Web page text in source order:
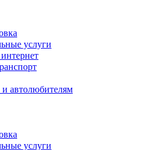
услуги
автолюбителям
услуги